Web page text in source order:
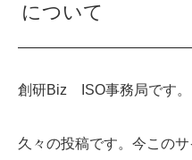
について
創研Biz ISO事務局です。
久々の投稿です。今この